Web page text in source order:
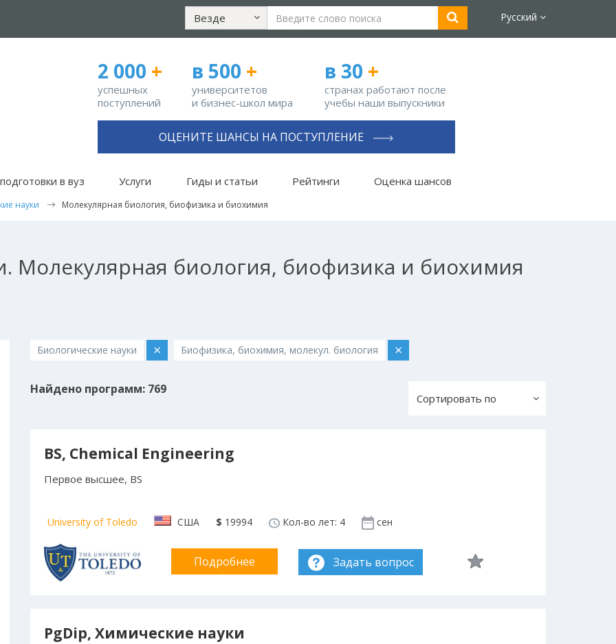
Везде Русский
2 000 +
успешных
поступлений
в 500 +
университетов
и бизнес-школ мира
в 30 +
странах работают после
учебы наши выпускники
ОЦЕНИТЕ ШАНСЫ НА ПОСТУПЛЕНИЕ
в вуз Услуги Гиды и статьи Рейтинги Оценка шансов
науки Молекулярная биология, биофизика и биохимия
Молекулярная биология, биофизика и биохимия
Биологические науки × Биофизика, биохимия, молекул. биология ×
Найдено программ: 769
Сортировать по
BS, Chemical Engineering
Первое высшее, BS
University of Toledo США $ 19994 Кол-во лет: 4 сен
Подробнее Задать вопрос
PgDip, Химические науки